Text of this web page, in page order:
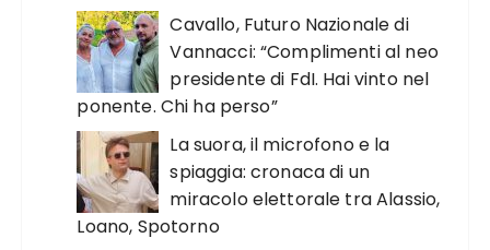
Cavallo, Futuro Nazionale di
Vannacci: “Complimenti al neo
presidente di FdI. Hai vinto nel
ponente. Chi ha perso”
La suora, il microfono e la
spiaggia: cronaca di un
miracolo elettorale tra Alassio,
Loano, Spotorno